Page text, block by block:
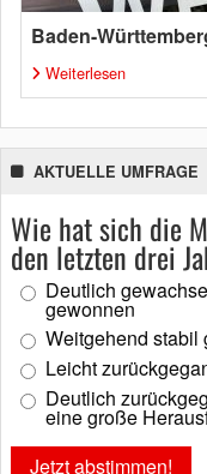
Baden-
Weiterlesen
AKTUELLE UMFRAGE
Wie hat sich die
den letzten drei
Deutlich
gewonnen
Weitgehend stabil
Leicht
Deutlich
eine große